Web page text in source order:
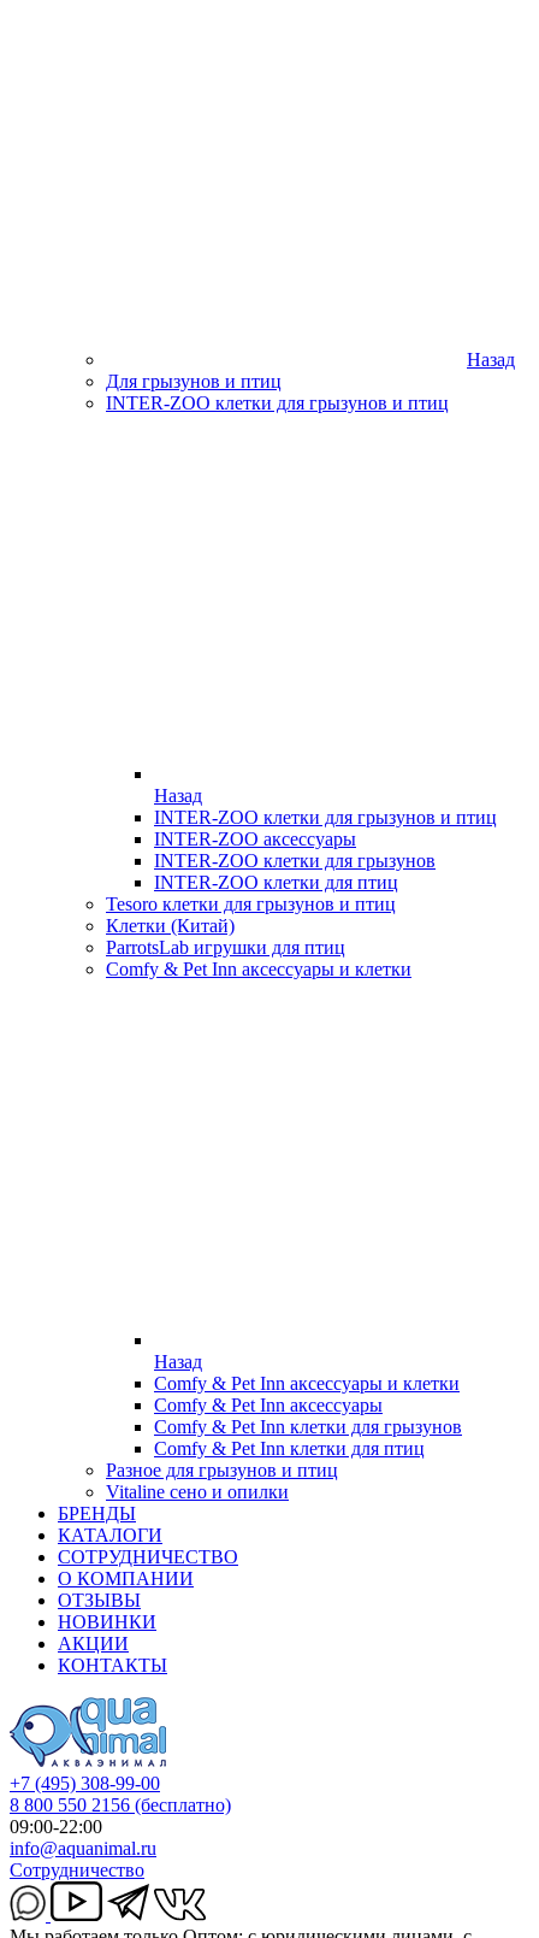
Назад
Для грызунов и птиц
INTER-ZOO клетки для грызунов и птиц
Назад
INTER-ZOO клетки для грызунов и птиц
INTER-ZOO аксессуары
INTER-ZOO клетки для грызунов
INTER-ZOO клетки для птиц
Tesoro клетки для грызунов и птиц
Клетки (Китай)
ParrotsLab игрушки для птиц
Comfy & Pet Inn аксессуары и клетки
Назад
Comfy & Pet Inn аксессуары и клетки
Comfy & Pet Inn аксессуары
Comfy & Pet Inn клетки для грызунов
Comfy & Pet Inn клетки для птиц
Разное для грызунов и птиц
Vitaline сено и опилки
БРЕНДЫ
КАТАЛОГИ
СОТРУДНИЧЕСТВО
О КОМПАНИИ
ОТЗЫВЫ
НОВИНКИ
АКЦИИ
КОНТАКТЫ
+7 (495) 308-99-00
8 800 550 2156 (бесплатно)
09:00-22:00
info@aquanimal.ru
Сотрудничество